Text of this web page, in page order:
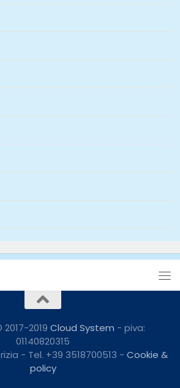
2019 Cloud System - piva:
01140820315
- Tel. +39 3518700513 - Cookie &
policy